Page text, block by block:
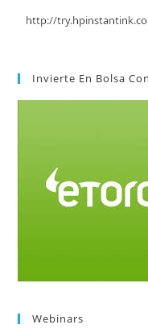
Invierte En Bolsa
Webinars